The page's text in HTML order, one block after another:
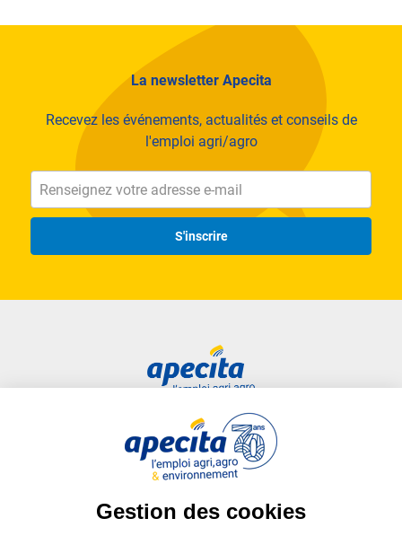
La newsletter Apecita
Recevez les événements, actualités et conseils de
l'emploi agri/agro
S'inscrire
Liens utiles
Plan du site